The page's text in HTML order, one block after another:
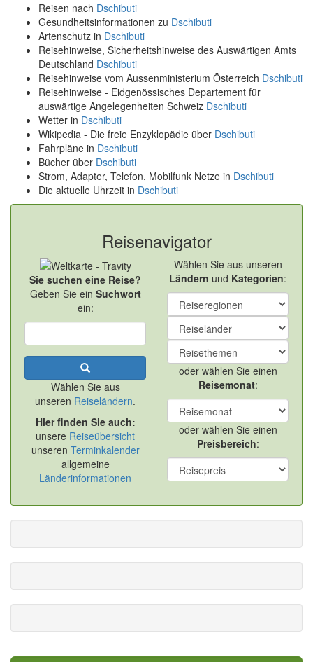
Reisen nach Dschibuti
Gesundheitsinformationen zu Dschibuti
Artenschutz in Dschibuti
Reisehinweise, Sicherheitshinweise des Auswärtigen Amts
Deutschland Dschibuti
Reisehinweise vom Aussenministerium Österreich Dschibuti
Reisehinweise - Eidgenössisches Departement für
auswärtige Angelegenheiten Schweiz Dschibuti
Wetter in Dschibuti
Wikipedia - Die freie Enzyklopädie über Dschibuti
Fahrpläne in Dschibuti
Bücher über Dschibuti
Strom, Adapter, Telefon, Mobilfunk Netze in Dschibuti
Die aktuelle Uhrzeit in Dschibuti
Reisenavigator
Sie suchen eine Reise?
Geben Sie ein Suchwort
ein:
Wählen Sie aus
unseren Reiseländern.
Hier finden Sie auch:
unsere Reiseübersicht
unseren Terminkalender
allgemeine
Länderinformationen
Wählen Sie aus unseren
Ländern und Kategorien:
oder wählen Sie einen
Reisemonat:
oder wählen Sie einen
Preisbereich: